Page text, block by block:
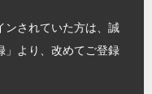
ンされていた方は、誠
」より、改めてご登録